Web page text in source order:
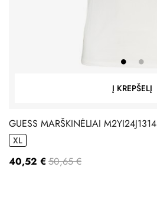
Į KREPŠELĮ
GUESS MARŠKINĖLIAI M2YI24J1314
XL
40,52 € 50,65 €